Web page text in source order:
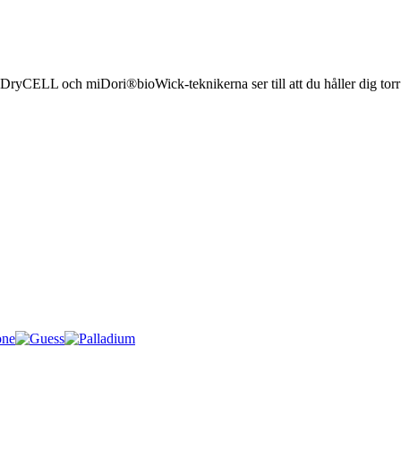
DryCELL och miDori®bioWick-teknikerna ser till att du håller dig torr